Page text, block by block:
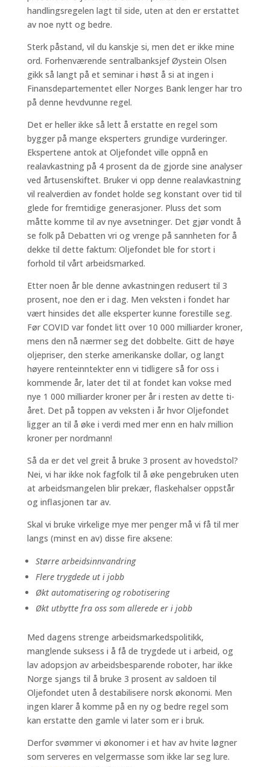
handlingsregelen lagt til side, uten at den er erstattet
av noe nytt og bedre.
Sterk påstand, vil du kanskje si, men det er ikke mine
ord. Forhenværende sentralbanksjef Øystein Olsen
gikk så langt på et seminar i høst å si at ingen i
Finansdepartementet eller Norges Bank lenger har tro
på denne hevdvunne regel.
Det er heller ikke så lett å erstatte en regel som
bygger på mange eksperters grundige vurderinger.
Ekspertene antok at Oljefondet ville oppnå en
realavkastning på 4 prosent da de gjorde sine analyser
ved årtusenskiftet. Bruker vi opp denne realavkastning
vil realverdien av fondet holde seg konstant over tid til
glede for fremtidige generasjoner. Pluss det som
måtte komme til av nye avsetninger. Det gjør vondt å
se folk på Debatten vri og vrenge på sannheten for å
dekke til dette faktum: Oljefondet ble for stort i
forhold til vårt arbeidsmarked.
Etter noen år ble denne avkastningen redusert til 3
prosent, noe den er i dag. Men veksten i fondet har
vært hinsides det alle eksperter kunne forestille seg.
Før COVID var fondet litt over 10 000 milliarder kroner,
mens den nå nærmer seg det dobbelte. Gitt de høye
oljepriser, den sterke amerikanske dollar, og langt
høyere renteinntekter enn vi tidligere så for oss i
kommende år, later det til at fondet kan vokse med
nye 1 000 milliarder kroner per år i resten av dette ti-
året. Det på toppen av veksten i år hvor Oljefondet
ligger an til å øke i verdi med mer enn en halv million
kroner per nordmann!
Så da er det vel greit å bruke 3 prosent av hovedstol?
Nei, vi har ikke nok fagfolk til å øke pengebruken uten
at arbeidsmangelen blir prekær, flaskehalser oppstår
og inflasjonen tar av.
Skal vi bruke virkelige mye mer penger må vi få til mer
langs (minst en av) disse fire aksene:
Større arbeidsinnvandring
Flere trygdede ut i jobb
Økt automatisering og robotisering
Økt utbytte fra oss som allerede er i jobb
Med dagens strenge arbeidsmarkedspolitikk,
manglende suksess i å få de trygdede ut i arbeid, og
lav adopsjon av arbeidsbesparende roboter, har ikke
Norge sjangs til å bruke 3 prosent av saldoen til
Oljefondet uten å destabilisere norsk økonomi. Men
ingen klarer å komme på en ny og bedre regel som
kan erstatte den gamle vi later som er i bruk.
Derfor svømmer vi økonomer i et hav av hvite løgner
som serveres en velgermasse som ikke lar seg lure.